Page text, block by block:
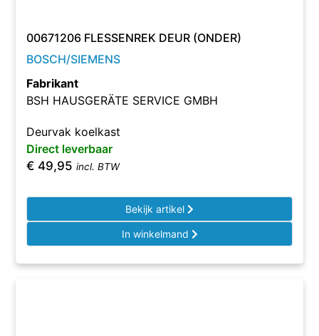
00671206 FLESSENREK DEUR (ONDER)
BOSCH/SIEMENS
Fabrikant
BSH HAUSGERÄTE SERVICE GMBH
Deurvak koelkast
Direct leverbaar
€ 49,95 incl. BTW
Bekijk artikel
In winkelmand